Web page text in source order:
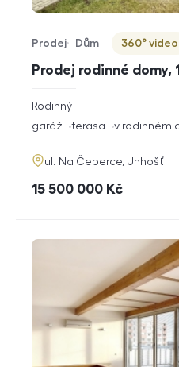
Prodej rodinné domy,
Typ nabídky
Prodej
Typ nemovitosti
Dům
Virtuální prohlídka
360° video
rozměry
dispozice
Rodinný
funkce
garáž terasa v rodinném
adresa
ul. Na Čeperce, Unhošť
cena
15 500 000 Kč